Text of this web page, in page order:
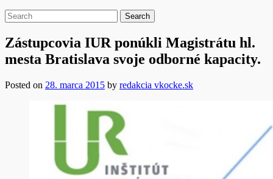
Zástupcovia IUR ponúkli Magistrátu hl.
mesta Bratislava svoje odborné kapacity.
Posted on 28. marca 2015 by redakcia vkocke.sk